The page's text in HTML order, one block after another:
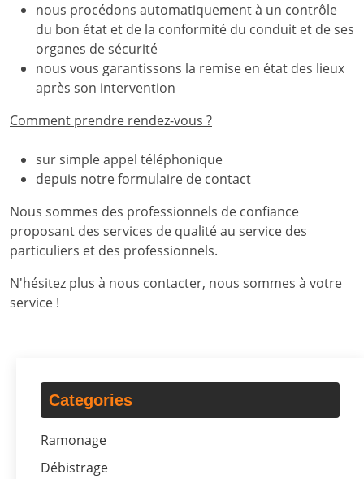
nous procédons automatiquement à un contrôle
du bon état et de la conformité du conduit et de ses
organes de sécurité
nous vous garantissons la remise en état des lieux
après son intervention
Comment prendre rendez-vous ?
sur simple appel téléphonique
depuis notre formulaire de contact
Nous sommes des professionnels de confiance
proposant des services de qualité au service des
particuliers et des professionnels.
N'hésitez plus à nous contacter, nous sommes à votre
service !
Categories
Ramonage
Débistrage